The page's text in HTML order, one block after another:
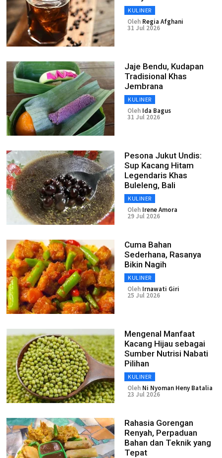
KULINER
Oleh Regia Afghani
31 Jul 2026
Jaje Bendu, Kudapan
Tradisional Khas
Jembrana
KULINER
Oleh Ida Bagus
31 Jul 2026
Pesona Jukut Undis:
Sup Kacang Hitam
Legendaris Khas
Buleleng, Bali
KULINER
Oleh Irene Amora
29 Jul 2026
Cuma Bahan
Sederhana, Rasanya
Bikin Nagih
KULINER
Oleh Irnawati Giri
25 Jul 2026
Mengenal Manfaat
Kacang Hijau sebagai
Sumber Nutrisi Nabati
Pilihan
KULINER
Oleh Ni Nyoman Heny Batalia
23 Jul 2026
Rahasia Gorengan
Renyah, Perpaduan
Bahan dan Teknik yang
Tepat